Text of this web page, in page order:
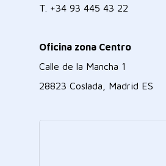
T. +34 93 445 43 22
Oficina zona Centro
Calle de la Mancha 1
28823 Coslada, Madrid ES